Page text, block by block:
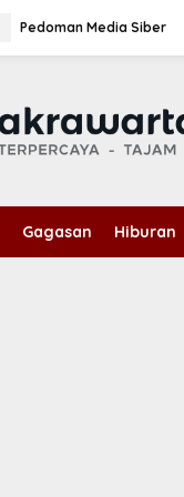
Pedoman Media Siber
Gagasan Hiburan